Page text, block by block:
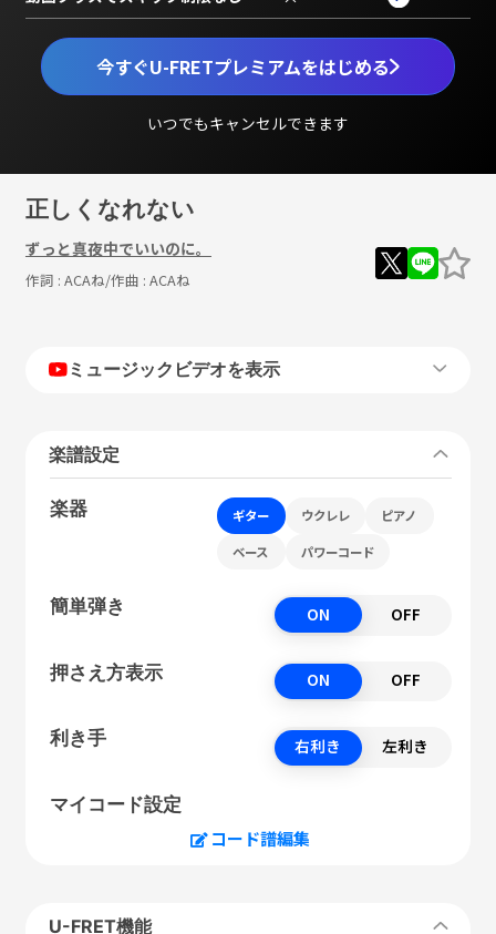
今すぐU-FRETプレミアムをはじめる
いつでもキャンセルできます
正しくなれない
ずっと真夜中でいいのに。
作詞 : ACAね/作曲 : ACAね
ミュージックビデオを表示
楽譜設定
楽器 ギター ウクレレ ピアノ
ベース パワーコード
簡単弾き ON OFF
押さえ方表示 ON OFF
利き手 右利き 左利き
マイコード設定
コード譜編集
U-FRET機能